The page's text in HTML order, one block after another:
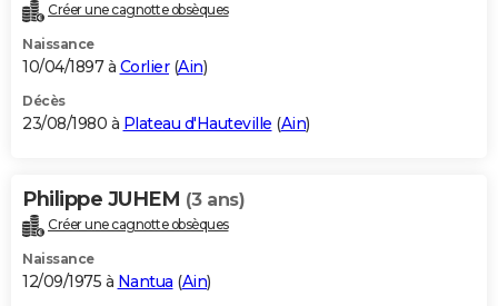
Créer une cagnotte obsèques
Naissance
10/04/1897 à Corlier(Ain)
Décès
23/08/1980 à Plateau d'Hauteville (Ain)
Philippe JUHEM (3 ans)
Créer une cagnotte obsèques
Naissance
12/09/1975 à Nantua (Ain)